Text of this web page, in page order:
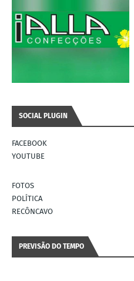
SOCIAL PLUGIN
FACEBOOK
YOUTUBE
FOTOS
POLÍTICA
RECÔNCAVO
PREVISÃO DO TEMPO